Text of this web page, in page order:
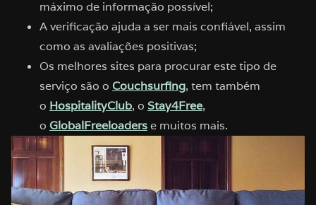
máximo de informação possível;
A verificação ajuda a ser mais confiável, assim
como as avaliações positivas;
Os melhores sites para procurar este tipo de
serviço são o Couchsurfing, tem também
o HospitalityClub, o Stay4Free,
o GlobalFreeloaderse muitos mais.